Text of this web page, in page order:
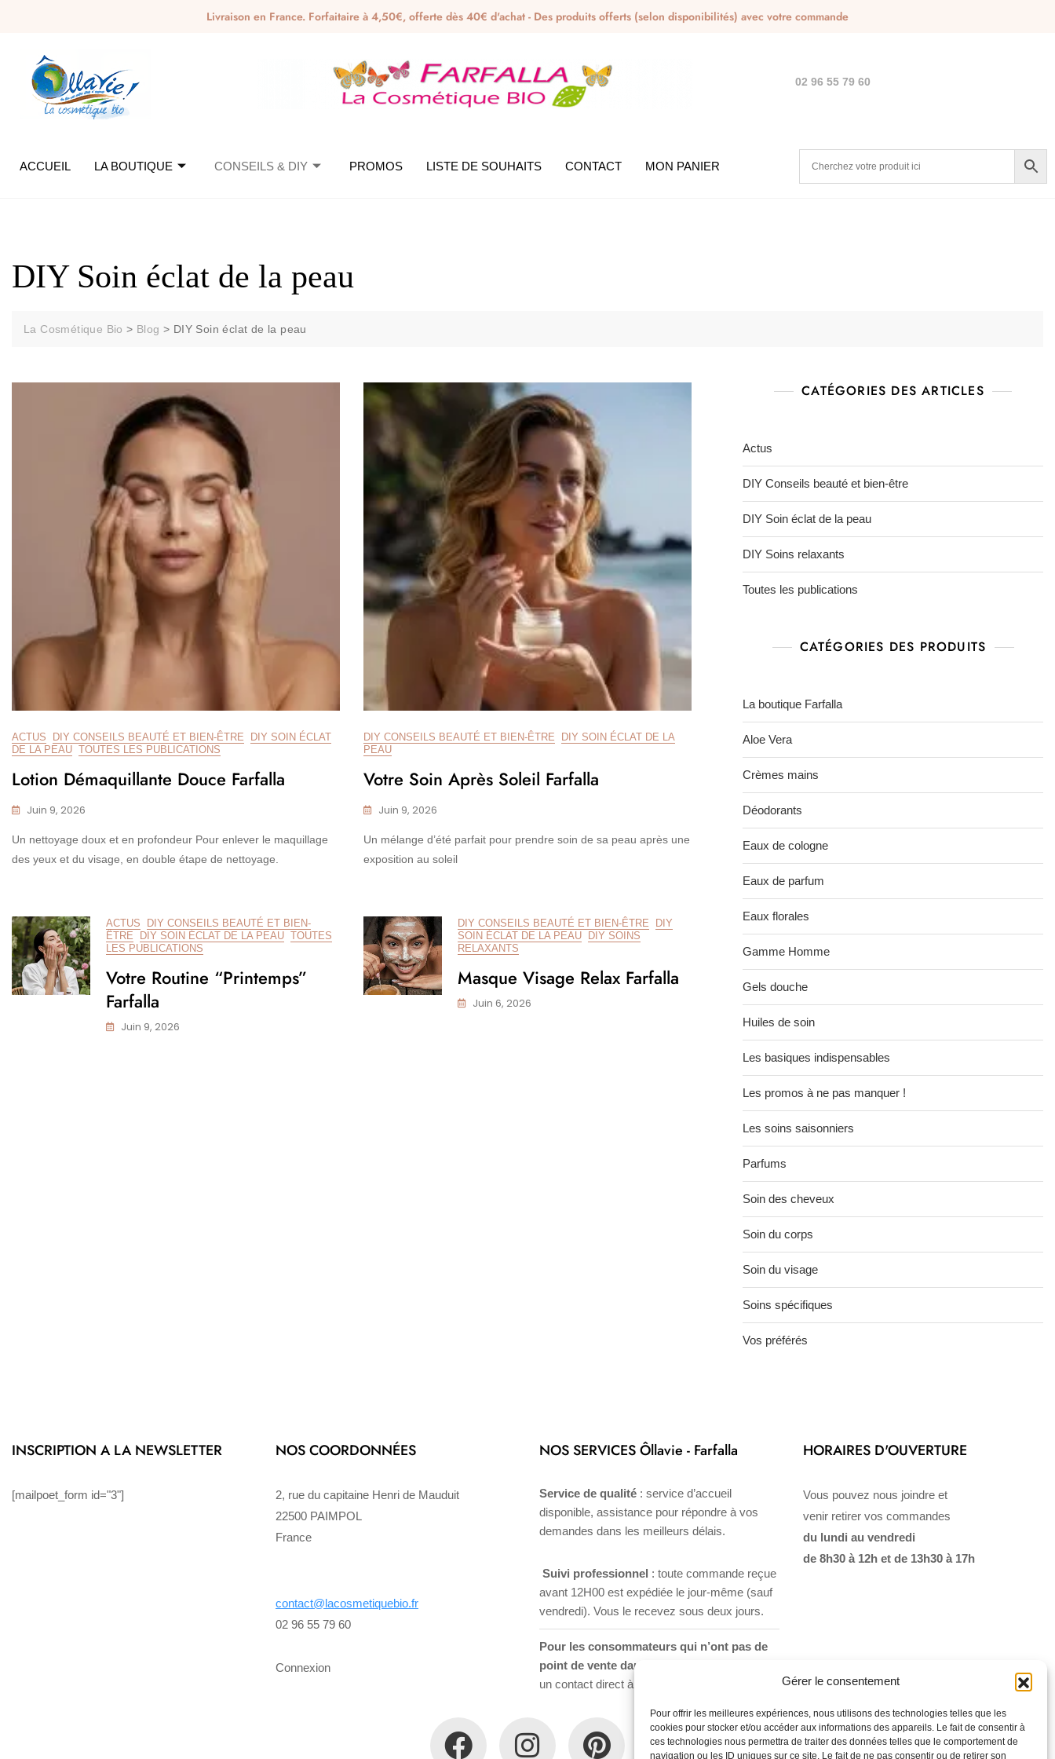
Gérer le consentement
Pour offrir les meilleures expériences, nous utilisons des technologies telles que les
cookies pour stocker et/ou accéder aux informations des appareils. Le fait de consentir à
ces technologies nous permettra de traiter des données telles que le comportement de
navigation ou les ID uniques sur ce site. Le fait de ne pas consentir ou de retirer son
Livraison en France. Forfaitaire à 4,50€, offerte dès 40€ d'achat - Des produits offerts (selon disponibilités) avec votre commande
02 96 55 79 60
ACCUEIL LA BOUTIQUE CONSEILS & DIY PROMOS LISTE DE SOUHAITS CONTACT MON PANIER
DIY Soin éclat de la peau
La Cosmétique Bio > Blog > DIY Soin éclat de la peau
ACTUS DIY CONSEILS BEAUTÉ ET BIEN-ÊTRE
DIY SOIN ÉCLAT
DE LA PEAU TOUTES LES PUBLICATIONS
Lotion Démaquillante Douce Farfalla
Juin 9, 2026
Un nettoyage doux et en profondeur Pour enlever le maquillage
des yeux et du visage, en double étape de nettoyage.
DIY CONSEILS BEAUTÉ ET BIEN-ÊTRE
DIY SOIN ÉCLAT DE LA
PEAU
Votre Soin Après Soleil Farfalla
Juin 9, 2026
Un mélange d’été parfait pour prendre soin de sa peau après une
exposition au soleil
ACTUS
DIY CONSEILS BEAUTÉ ET BIEN-
ÊTRE
DIY SOIN ÉCLAT DE LA PEAU TOUTES
LES PUBLICATIONS
Votre Routine “Printemps”
Farfalla
Juin 9, 2026
DIY CONSEILS BEAUTÉ ET BIEN-ÊTRE
DIY
SOIN ÉCLAT DE LA PEAU
DIY SOINS
RELAXANTS
Masque Visage Relax Farfalla
Juin 6, 2026
CATÉGORIES DES ARTICLES
Actus
DIY Conseils beauté et bien-être
DIY Soin éclat de la peau
DIY Soins relaxants
Toutes les publications
CATÉGORIES DES PRODUITS
La boutique Farfalla
Aloe Vera
Crèmes mains
Déodorants
Eaux de cologne
Eaux de parfum
Eaux florales
Gamme Homme
Gels douche
Huiles de soin
Les basiques indispensables
Les promos à ne pas manquer !
Les soins saisonniers
Parfums
Soin des cheveux
Soin du corps
Soin du visage
Soins spécifiques
Vos préférés
INSCRIPTION A LA NEWSLETTER
[mailpoet_form id="3"]
NOS COORDONNÉES
2, rue du capitaine Henri de Mauduit
22500 PAIMPOL
France
contact@lacosmetiquebio.fr
02 96 55 79 60
Connexion
NOS SERVICES Ôllavie - Farfalla
Service de qualité : service d’accueil
disponible, assistance pour répondre à vos
demandes dans les meilleurs délais.
Suivi professionnel : toute commande reçue
avant 12H00 est expédiée le jour-même (sauf
vendredi). Vous le recevez sous deux jours.
Pour les consommateurs qui n’ont pas de
point de vente dans leur région
un contact direct à travers notre site internet.
HORAIRES D'OUVERTURE
Vous pouvez nous joindre et
venir retirer vos commandes
du lundi au vendredi
de 8h30 à 12h et de 13h30 à 17h